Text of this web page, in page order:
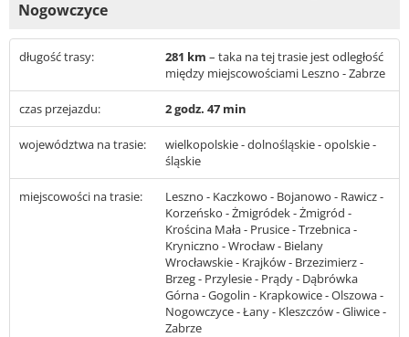
Nogowczyce
długość trasy: 281 km – taka na tej trasie jest odległość
między miejscowościami Leszno - Zabrze
czas przejazdu: 2 godz. 47 min
województwa na trasie:
wielkopolskie - dolnośląskie - opolskie -
śląskie
miejscowości na trasie:
Leszno - Kaczkowo - Bojanowo - Rawicz -
Korzeńsko - Żmigródek - Żmigród -
Krościna Mała - Prusice - Trzebnica -
Kryniczno - Wrocław - Bielany
Wrocławskie - Krajków - Brzezimierz -
Brzeg - Przylesie - Prądy - Dąbrówka
Górna - Gogolin - Krapkowice - Olszowa -
Nogowczyce - Łany - Kleszczów - Gliwice -
Zabrze